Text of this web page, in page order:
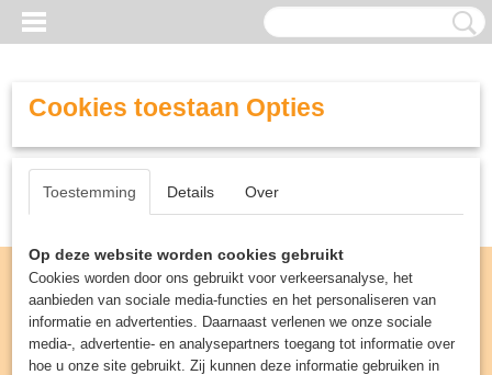
Cookies toestaan Opties
Toestemming Details Over
Op deze website worden cookies gebruikt
Cookies worden door ons gebruikt voor verkeersanalyse, het
aanbieden van sociale media-functies en het personaliseren van
informatie en advertenties. Daarnaast verlenen we onze sociale
media-, advertentie- en analysepartners toegang tot informatie over
hoe u onze site gebruikt. Zij kunnen deze informatie gebruiken in